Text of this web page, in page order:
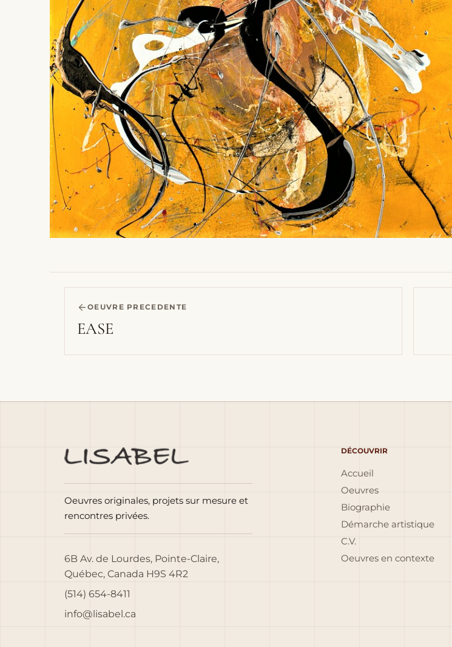
OEUVRE PRECEDENTE
EASE
Oeuvres originales, projets sur mesure et
rencontres privées.
6B Av. de Lourdes, Pointe-Claire,
Québec, Canada H9S 4R2
(514) 654-8411
info@lisabel.ca
DÉCOUVRIR
Accueil
Oeuvres
Biographie
Démarche artistique
C.V.
Oeuvres en contexte